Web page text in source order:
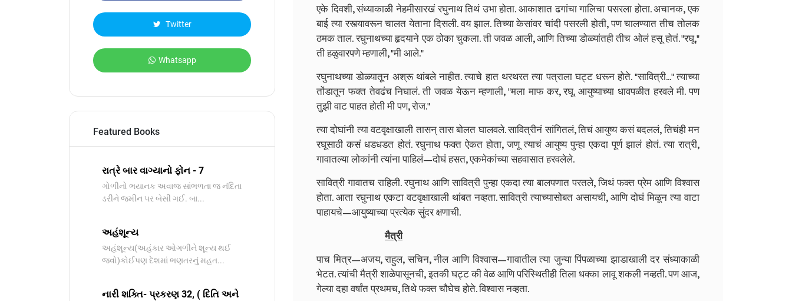
Twitter
Whatsapp
Featured Books
રાત્રે બાર વાગ્યાનો ફોન - 7
ગોળીનો ભયાનક અવાજ સાંભળતા જ નંદિતા
ડરીને જમીન પર બેસી ગઈ. બા...
અહંશૂન્ય
અહંશૂન્ય(અહંકાર ઓગળીને શૂન્ય થઈ
જવો)કોઈપણ દેશમાં ભણતરનું મહત...
નારી શક્તિ- પ્રકરણ 32, ( દિતિ અને
एके दिवशी, संध्याकाळी नेहमीसारखं रघुनाथ तिथं उभा होता. आकाशात ढगांचा गालिचा पसरला होता. अचानक, एक
बाई त्या रस्त्यावरून चालत येताना दिसली. वय झाल. तिच्या केसांवर चांदी पसरली होती, पण चालण्यात तीच तोलक
ठमक ताल. रघुनाथच्या हृदयाने एक ठोका चुकला. ती जवळ आली, आणि तिच्या डोळ्यांतही तीच ओलं हसू होतं. "रघू,"
ती हळुवारपणे म्हणाली, "मी आले."
रघुनाथच्या डोळ्यातून अश्रू थांबले नाहीत. त्याचे हात थरथरत त्या पत्राला घट्ट धरून होते. "सावित्री..." त्याच्या
तोंडातून फक्त तेवढंच निघालं. ती जवळ येऊन म्हणाली, "मला माफ कर, रघू. आयुष्याच्या धावपळीत हरवले मी. पण
तुझी वाट पाहत होती मी पण, रोज."
त्या दोघांनी त्या वटवृक्षाखाली तासन् तास बोलत घालवले. सावित्रीनं सांगितलं, तिचं आयुष्य कसं बदललं, तिचंही मन
रघूसाठी कसं धडधडत होतं. रघुनाथ फक्त ऐकत होता, जणू त्याचं आयुष्य पुन्हा एकदा पूर्ण झालं होतं. त्या रात्री,
गावातल्या लोकांनी त्यांना पाहिलं—दोघं हसत, एकमेकांच्या सहवासात हरवलेले.
सावित्री गावातच राहिली. रघुनाथ आणि सावित्री पुन्हा एकदा त्या बालपणात परतले, जिथं फक्त प्रेम आणि विश्वास
होता. आता रघुनाथ एकटा वटवृक्षाखाली थांबत नव्हता. सावित्री त्याच्यासोबत असायची, आणि दोघं मिळून त्या वाटा
पाहायचे—आयुष्याच्या प्रत्येक सुंदर क्षणाची.
मैत्री
पाच मित्र—अजय, राहुल, सचिन, नील आणि विश्वास—गावातील त्या जुन्या पिंपळाच्या झाडाखाली दर संध्याकाळी
भेटत. त्यांची मैत्री शाळेपासूनची, इतकी घट्ट की वेळ आणि परिस्थितीही तिला धक्का लावू शकली नव्हती. पण आज,
गेल्या दहा वर्षांत प्रथमच, तिथे फक्त चौघेच होते. विश्वास नव्हता.